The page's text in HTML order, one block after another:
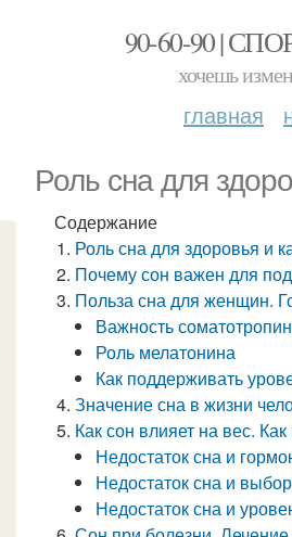
90-60-90 |
хочешь
главная
Роль сна для
Содержание
Роль сна для здоровья и
Почему сон важен для
Польза сна для женщин.
Важность
Роль мелатонина
Как поддерживать
Значение сна в жизни
Как сон влияет на вес.
Недостаток сна и
Недостаток сна и
Недостаток сна и